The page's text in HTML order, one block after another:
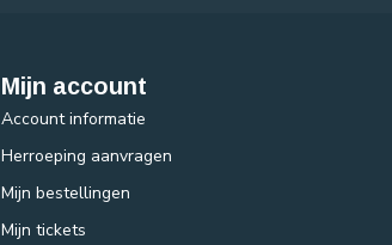
Mijn account
Account informatie
Herroeping aanvragen
Mijn bestellingen
Mijn tickets